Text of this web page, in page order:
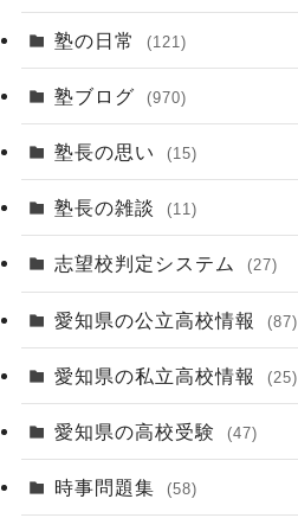
塾の日常 (121)
塾ブログ (970)
塾長の思い (15)
塾長の雑談 (11)
志望校判定システム (27)
愛知県の公立高校情報 (87)
愛知県の私立高校情報 (25)
愛知県の高校受験 (47)
時事問題集 (58)